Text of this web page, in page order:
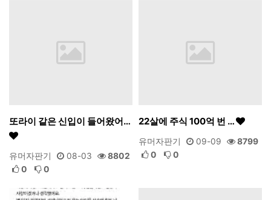
또라이 같은 신입이 들어왔어…
유머자판기 08-03
8802
0
0
22살에 주식 100억 번 …
유머자판기 09-09
8799
0
0